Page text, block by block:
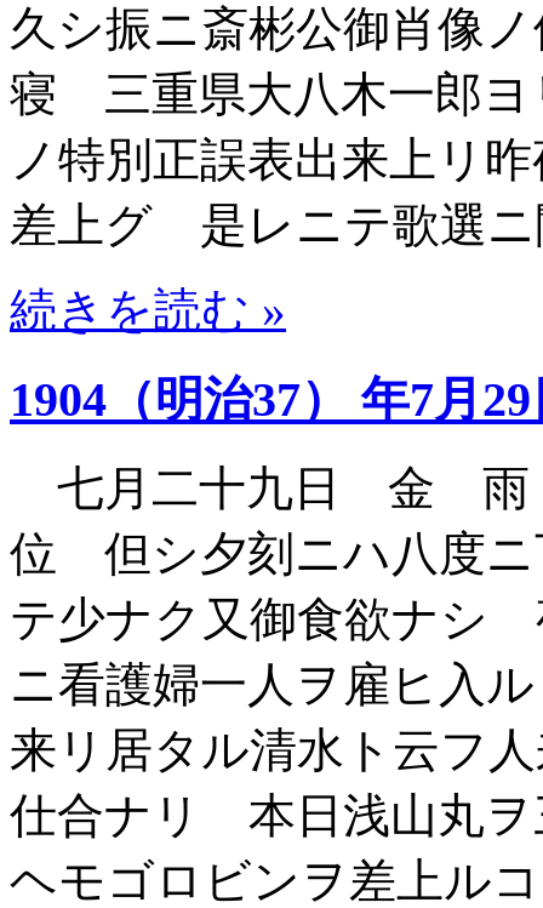
久シ振ニ斎彬公御肖像
寝 三重県大八木一郎
ノ特別正誤表出来上リ
差上グ 是レニテ歌選ニ
続きを読む »
1904（明治37） 年7月
七月二十九日 金 雨
位 但シ夕刻ニハ八度
テ少ナク又御食欲ナシ
ニ看護婦一人ヲ雇ヒ入
来リ居タル清水ト云フ
仕合ナリ 本日浅山丸
ヘモゴロビンヲ差上ル